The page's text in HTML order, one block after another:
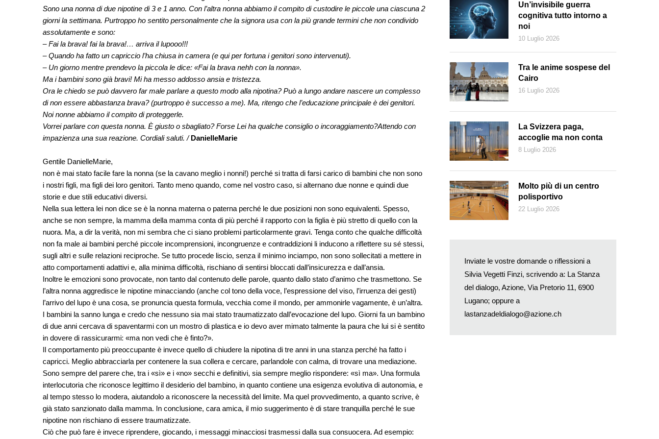
Sono una nonna di due nipotine di 3 e 1 anno. Con l’altra nonna abbiamo il compito di custodire le piccole una ciascuna 2
giorni la settimana. Purtroppo ho sentito personalmente che la signora usa con la più grande termini che non condivido
assolutamente e sono:
– Fai la brava! fai la brava!… arriva il lupooo!!!
– Quando ha fatto un capriccio l’ha chiusa in camera (e qui per fortuna i genitori sono intervenuti).
– Un giorno mentre prendevo la piccola le dice: «Fai la brava nehh con la nonna».
Ma i bambini sono già bravi! Mi ha messo addosso ansia e tristezza.
Ora le chiedo se può davvero far male parlare a questo modo alla nipotina? Può a lungo andare nascere un complesso
di non essere abbastanza brava? (purtroppo è successo a me). Ma, ritengo che l’educazione principale è dei genitori.
Noi nonne abbiamo il compito di proteggerle.
Vorrei parlare con questa nonna. È giusto o sbagliato? Forse Lei ha qualche consiglio o incoraggiamento?Attendo con
impazienza una sua reazione. Cordiali saluti. /DanielleMarie
Gentile DanielleMarie,
non è mai stato facile fare la nonna (se la cavano meglio i nonni!) perché si tratta di farsi carico di bambini che non sono
i nostri figli, ma figli dei loro genitori. Tanto meno quando, come nel vostro caso, si alternano due nonne e quindi due
storie e due stili educativi diversi.
Nella sua lettera lei non dice se è la nonna materna o paterna perché le due posizioni non sono equivalenti. Spesso,
anche se non sempre, la mamma della mamma conta di più perché il rapporto con la figlia è più stretto di quello con la
nuora. Ma, a dir la verità, non mi sembra che ci siano problemi particolarmente gravi. Tenga conto che qualche difficoltà
non fa male ai bambini perché piccole incomprensioni, incongruenze e contraddizioni li inducono a riflettere su sé stessi,
sugli altri e sulle relazioni reciproche. Se tutto procede liscio, senza il minimo inciampo, non sono sollecitati a mettere in
atto comportamenti adattivi e, alla minima difficoltà, rischiano di sentirsi bloccati dall’insicurezza e dall’ansia.
Inoltre le emozioni sono provocate, non tanto dal contenuto delle parole, quanto dallo stato d’animo che trasmettono. Se
l’altra nonna aggredisce le nipotine minacciando (anche col tono della voce, l’espressione del viso, l’irruenza dei gesti)
l’arrivo del lupo è una cosa, se pronuncia questa formula, vecchia come il mondo, per ammonirle vagamente, è un’altra.
I bambini la sanno lunga e credo che nessuno sia mai stato traumatizzato dall’evocazione del lupo. Giorni fa un bambino
di due anni cercava di spaventarmi con un mostro di plastica e io devo aver mimato talmente la paura che lui si è sentito
in dovere di rassicurarmi: «ma non vedi che è finto?».
Il comportamento più preoccupante è invece quello di chiudere la nipotina di tre anni in una stanza perché ha fatto i
capricci. Meglio abbracciarla per contenere la sua collera e cercare, parlandole con calma, di trovare una mediazione.
Sono sempre del parere che, tra i «sì» e i «no» secchi e definitivi, sia sempre meglio rispondere: «sì ma». Una formula
interlocutoria che riconosce legittimo il desiderio del bambino, in quanto contiene una esigenza evolutiva di autonomia, e
al tempo stesso lo modera, aiutandolo a riconoscere la necessità del limite. Ma quel provvedimento, a quanto scrive, è
già stato sanzionato dalla mamma. In conclusione, cara amica, il mio suggerimento è di stare tranquilla perché le sue
nipotine non rischiano di essere traumatizzate.
Ciò che può fare è invece riprendere, giocando, i messaggi minacciosi trasmessi dalla sua consuocera. Ad esempio:
Un’invisibile guerra
cognitiva tutto intorno a
noi
10 Luglio 2026
Tra le anime sospese del
Cairo
16 Luglio 2026
La Svizzera paga,
accoglie ma non conta
8 Luglio 2026
Molto più di un centro
polisportivo
22 Luglio 2026
Inviate le vostre domande o riflessioni a
Silvia Vegetti Finzi, scrivendo a: La Stanza
del dialogo, Azione, Via Pretorio 11, 6900
Lugano; oppure a
lastanzadeldialogo@azione.ch